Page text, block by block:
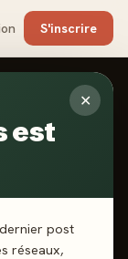
S'inscrire
✕
est
post
réseaux,